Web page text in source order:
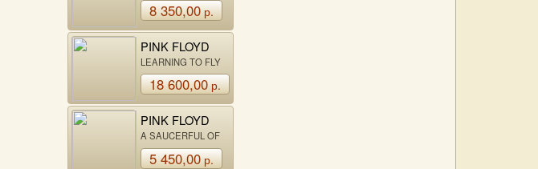
8 350,00р.
PINK FLOYD
LEARNING TO FLY
18 600,00р.
PINK FLOYD
A SAUCERFUL OF
SECRETS
5 450,00р.